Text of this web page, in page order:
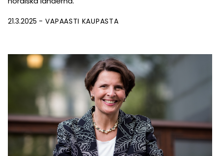
21.3.2025 VAPAASTI KAUPASTA